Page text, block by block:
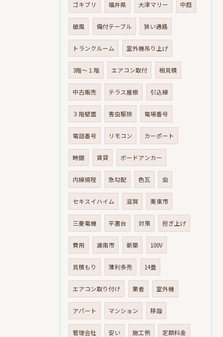
ゴキブリ 福井県 大津マリー 中庭
破風 備付テーブル 狭い通路
トランクルーム 室外機吊り上げ
3階～１階 エアコン取付 相見積
中古販売 テラス屋根 引込線
３階壁面 害虫駆除 電場番号
電話番号 リモコン カーポート
時間 賃貸 ボードアンカー
内線規程 急勾配 色瓦 虫
セキスイハイム 滋賀 栗東市
三菱電機 平置台 対策 担ぎ上げ
費用 湖南市 新築 100V
見積もり 薄利多売 14畳
エアコン取り付け 業者 室外機
アパート マンション 移設
管理会社 安い 施工例 定額料金